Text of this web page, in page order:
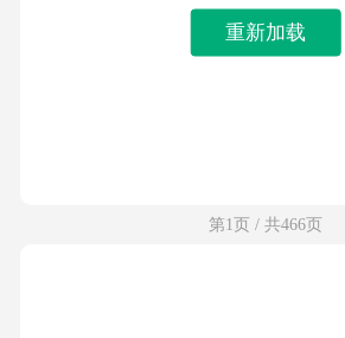
重新加载
第1页 / 共466页